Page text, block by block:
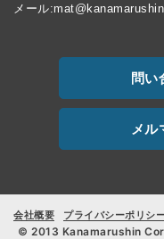
メール
問い
メル
会社概要 プライバシーポリシ
© 2013 Kanamarushin